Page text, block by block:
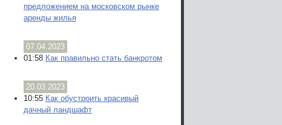
предложением на московском рынке
аренды жилья
07.04.2023
01:58 Как правильно стать банкротом
20.03.2023
10:55 Как обустроить красивый
дачный ландшафт